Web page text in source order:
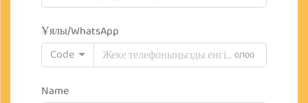
Ұялы/WhatsApp
Code
0/100
Name